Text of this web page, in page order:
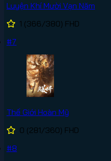
Luyện Khí Mười Vạn Năm
1 (366/380) FHD
#7
Thế Giới Hoàn Mỹ
0 (281/360) FHD
#8